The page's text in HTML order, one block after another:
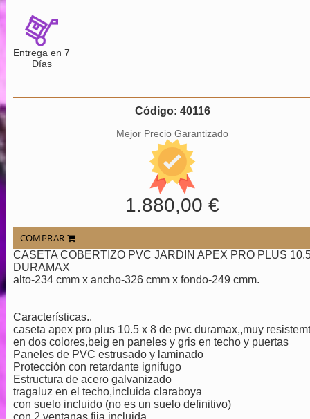
Entrega en 7
Días
Código: 40116
Mejor Precio Garantizado
1.880,00 €
COMPRAR
CASETA COBERTIZO PVC JARDIN APEX PRO PLUS
DURAMAX
alto-234 cmm x ancho-326 cmm x fondo-249 cmm.
Características..
caseta apex pro plus 10.5 x 8 de pvc duramax,,muy
en dos colores,beig en paneles y gris en techo y puertas
Paneles de PVC estrusado y laminado
Protección con retardante ignifugo
Estructura de acero galvanizado
tragaluz en el techo,incluida claraboya
con suelo incluido (no es un suelo definitivo)